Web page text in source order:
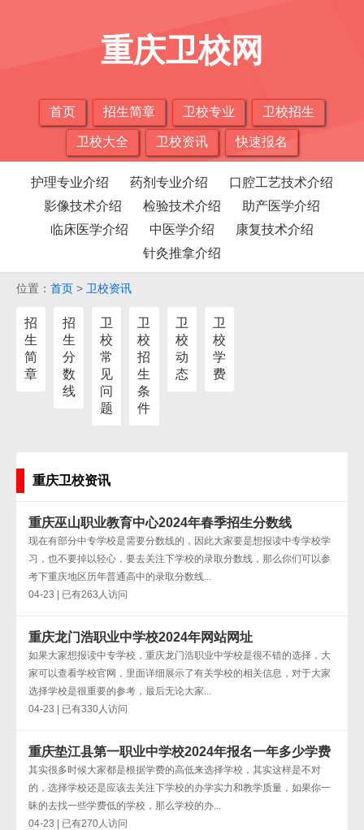
重庆卫校网
首页 招生简章 卫校专业 卫校招生
卫校大全 卫校资讯 快速报名
护理专业介绍 药剂专业介绍
口腔工艺技术介绍
影像技术介绍
检验技术介绍
助产医学介绍
临床医学介绍
中医学介绍
康复技术介绍
针灸推拿介绍
位置： 首页 > 卫校资讯
招
生
简
章
招
生
分
数
线
卫
校
常
见
问
题
卫
校
招
生
条
件
卫
校
动
态
卫
校
学
费
重庆卫校资讯
重庆巫山职业教育中心2024年春季招生分数线
现在有部分中专学校是需要分数线的，因此大家要是想报读中专学校学
习，也不要掉以轻心，要去关注下学校的录取分数线，那么你们可以参
考下重庆地区历年普通高中的录取分数线...
04-23 | 已有263人访问
重庆龙门浩职业中学校2024年网站网址
如果大家想报读中专学校，重庆龙门浩职业中学校是很不错的选择，大
家可以查看学校官网，里面详细展示了有关学校的相关信息，对于大家
选择学校是很重要的参考，最后无论大家...
04-23 | 已有330人访问
重庆垫江县第一职业中学校2024年报名一年多少学费
其实很多时候大家都是根据学费的高低来选择学校，其实这样是不对
的，选择学校还是应该去关注下学校的办学实力和教学质量，如果你一
昧的去找一些学费低的学校，那么学校的办...
04-23 | 已有270人访问